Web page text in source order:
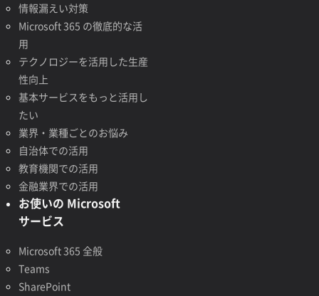
情報漏えい対策
Microsoft 365 の徹底的な活
用
テクノロジーを活用した生産
性向上
基本サービスをもっと活用し
たい
業界・業種ごとのお悩み
自治体での活用
教育機関での活用
金融業界での活用
お使いの Microsoft
サービス
Microsoft 365 全般
Teams
SharePoint